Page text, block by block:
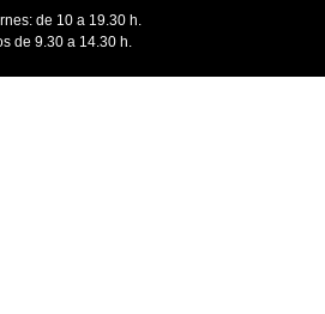
de 10 a 19.30 h.
de 9.30 a 14.30 h.